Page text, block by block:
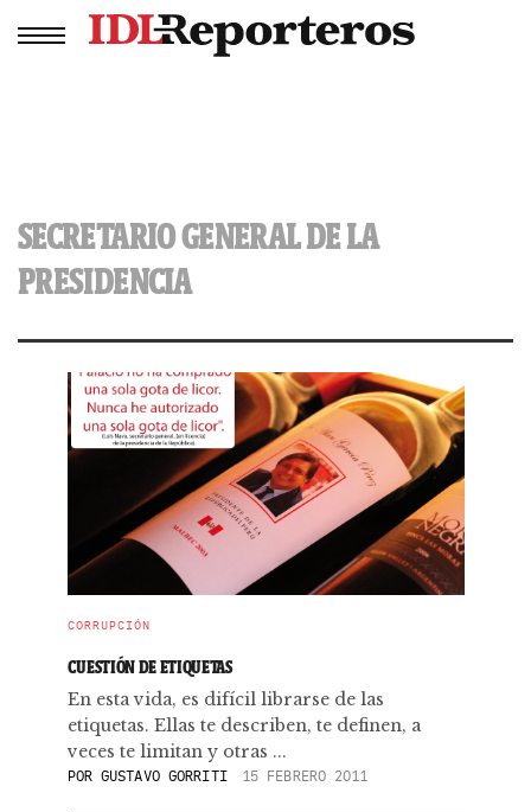
SECRETARIO GENERAL DE LA
PRESIDENCIA
CORRUPCIÓN
CUESTIÓN DE ETIQUETAS
En esta vida, es difícil librarse de las
etiquetas. Ellas te describen, te definen, a
veces te limitan y otras ...
POR GUSTAVO GORRITI 15 FEBRERO 2011